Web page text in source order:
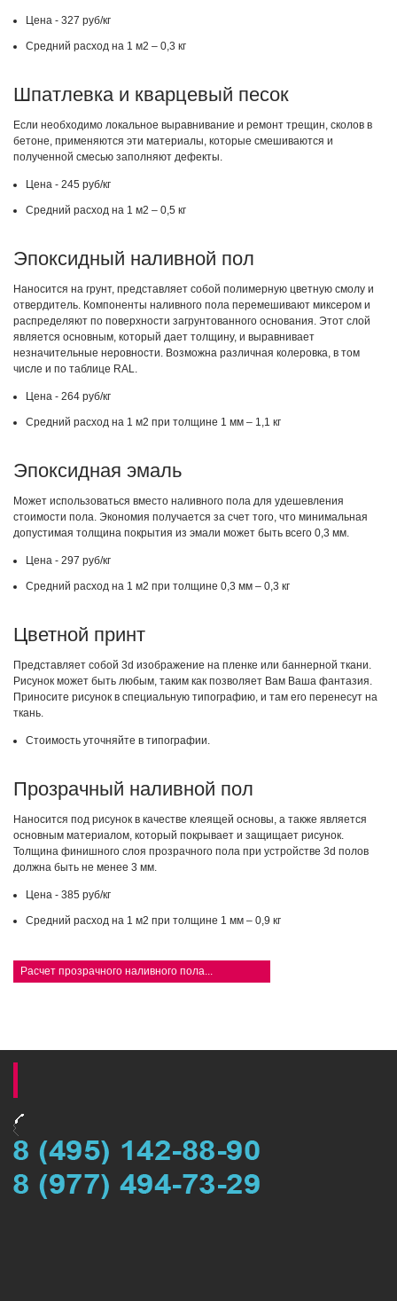
Цена - 327 руб/кг
Средний расход на 1 м2 – 0,3 кг
Шпатлевка и кварцевый песок
Если необходимо локальное выравнивание и ремонт трещин, сколов в
бетоне, применяются эти материалы, которые смешиваются и
полученной смесью заполняют дефекты.
Цена - 245 руб/кг
Средний расход на 1 м2 – 0,5 кг
Эпоксидный наливной пол
Наносится на грунт, представляет собой полимерную цветную смолу и
отвердитель. Компоненты наливного пола перемешивают миксером и
распределяют по поверхности загрунтованного основания. Этот слой
является основным, который дает толщину, и выравнивает
незначительные неровности. Возможна различная колеровка, в том
числе и по таблице RAL.
Цена - 264 руб/кг
Средний расход на 1 м2 при толщине 1 мм – 1,1 кг
Эпоксидная эмаль
Может использоваться вместо наливного пола для удешевления
стоимости пола. Экономия получается за счет того, что минимальная
допустимая толщина покрытия из эмали может быть всего 0,3 мм.
Цена - 297 руб/кг
Средний расход на 1 м2 при толщине 0,3 мм – 0,3 кг
Цветной принт
Представляет собой 3d изображение на пленке или баннерной ткани.
Рисунок может быть любым, таким как позволяет Вам Ваша фантазия.
Приносите рисунок в специальную типографию, и там его перенесут на
ткань.
Стоимость уточняйте в типографии.
Прозрачный наливной пол
Наносится под рисунок в качестве клеящей основы, а также является
основным материалом, который покрывает и защищает рисунок.
Толщина финишного слоя прозрачного пола при устройстве 3d полов
должна быть не менее 3 мм.
Цена - 385 руб/кг
Средний расход на 1 м2 при толщине 1 мм – 0,9 кг
Расчет прозрачного наливного пола...